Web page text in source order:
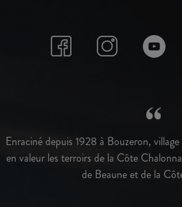
Enraciné depuis 1928 à Bouzeron,
en valeur les terroirs de la Côte
de Beaune et de la